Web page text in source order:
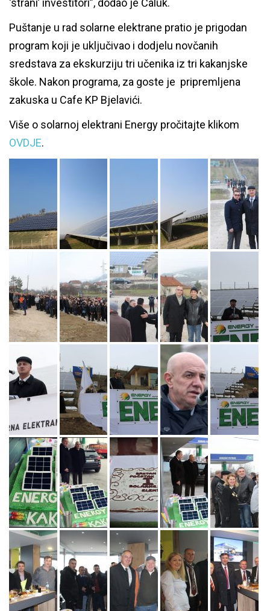
‘strani’ investitori”, dodao je Čaluk.
Puštanje u rad solarne elektrane pratio je prigodan
program koji je uključivao i dodjelu novčanih
sredstava za ekskurziju tri učenika iz tri kakanjske
škole. Nakon programa, za goste je pripremljena
zakuska u Cafe KP Bjelavići.
Više o solarnoj elektrani Energy pročitajte klikom
OVDJE.